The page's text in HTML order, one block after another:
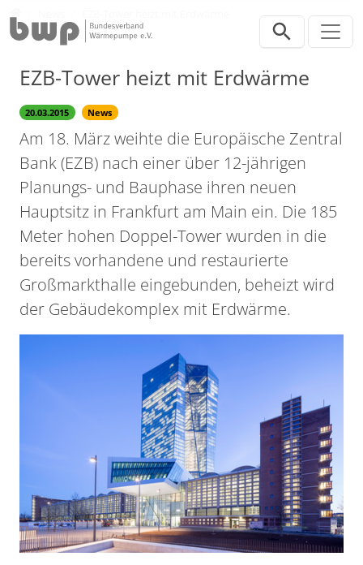
EZB-Tower heizt mit Erdwärme
20.03.2015 News
Am 18. März weihte die Europäische Zentral
Bank (EZB) nach einer über 12-jährigen
Planungs- und Bauphase ihren neuen
Hauptsitz in Frankfurt am Main ein. Die 185
Meter hohen Doppel-Tower wurden in die
bereits vorhandene und restaurierte
Großmarkthalle eingebunden, beheizt wird
der Gebäudekomplex mit Erdwärme.